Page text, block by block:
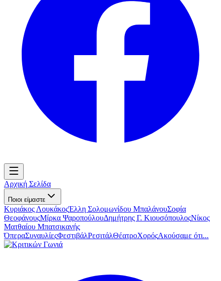
Αρχική Σελίδα
Ποιοι είμαστε
Κυριάκος ΛουκάκοςΈλλη Σολομωνίδου ΜπαλάνουΣοφία
ΘεοφάνουςΜίρκα ΨαροπούλουΔημήτρης Γ. ΚιουσόπουλοςΝίκος
Ματθαίου Μπατσικανής
ΌπεραΣυναυλίεςΦεστιβάλΡεσιτάλΘέατροΧορόςΑκούσαμε ότι...